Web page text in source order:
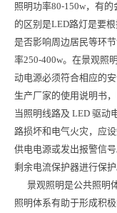
照明功率80-150w，有
的区别是LED路灯是要
是否影响周边居民等环
率250-400w。在景观照
动电源必须符合相应的
生产厂家的使用说明书
当照明线路及 LED 驱动
路损坏和电气火灾，应
供电电源或发出报警信
剩余电流保护器进行保护
景观照明是公共照明
照明体系有助于形成积